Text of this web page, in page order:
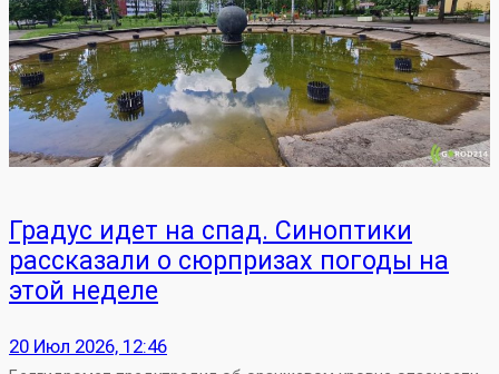
Градус идет на спад. Синоптики
рассказали о сюрпризах погоды на
этой неделе
20 Июл 2026, 12:46